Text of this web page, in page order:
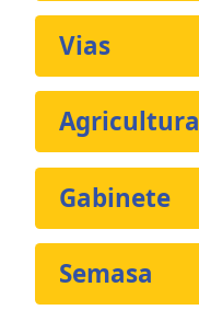
Vias
Agricultura
Gabinete
Semasa